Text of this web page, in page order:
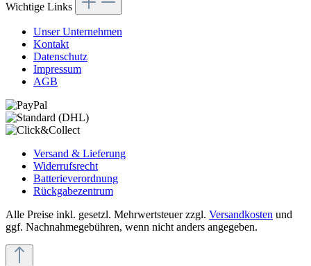
Wichtige Links
Unser Unternehmen
Kontakt
Datenschutz
Impressum
AGB
Versand & Lieferung
Widerrufsrecht
Batterieverordnung
Rückgabezentrum
Alle Preise inkl. gesetzl. Mehrwertsteuer zzgl. Versandkosten und
ggf. Nachnahmegebühren, wenn nicht anders angegeben.